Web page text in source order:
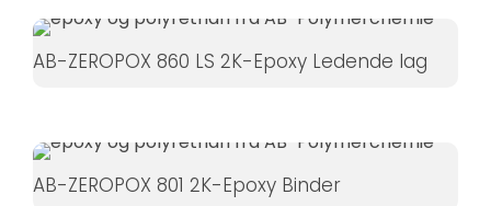
AB-ZEROPOX 860 LS 2K-Epoxy Ledende lag
AB-ZEROPOX 801 2K-Epoxy Binder
Marketing
Ved at
dele dine
adfærd,
når du